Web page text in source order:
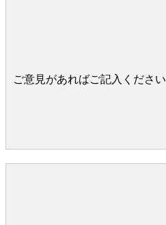
ご意見があればご記入ください